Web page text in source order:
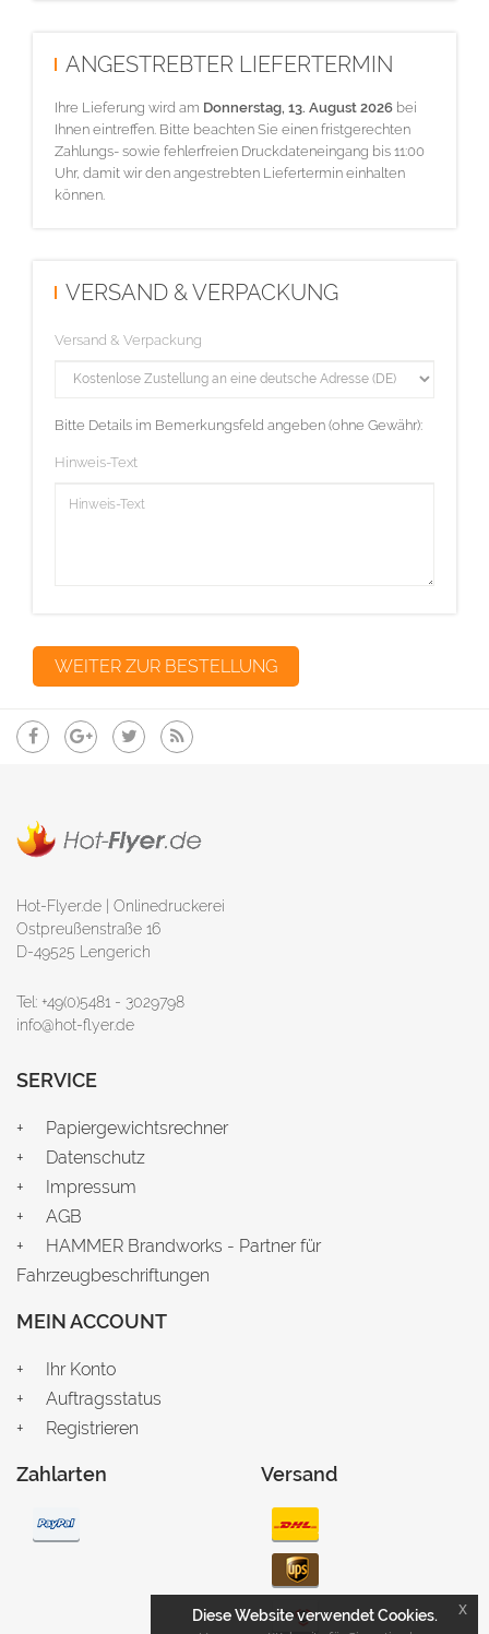
ANGESTREBTER LIEFERTERMIN
Ihre Lieferung wird am Donnerstag, 13. August 2026 bei
Ihnen eintreffen. Bitte beachten Sie einen fristgerechten
Zahlungs- sowie fehlerfreien Druckdateneingang bis 11:00
Uhr, damit wir den angestrebten Liefertermin einhalten
können.
VERSAND & VERPACKUNG
Versand & Verpackung
Bitte Details im Bemerkungsfeld angeben (ohne Gewähr):
Hinweis-Text
Hot-Flyer.de | Onlinedruckerei
Ostpreußenstraße 16
D-49525 Lengerich
Tel: +49(0)5481 - 3029798
info@hot-flyer.de
SERVICE
Papiergewichtsrechner
Datenschutz
Impressum
AGB
HAMMER Brandworks - Partner für
Fahrzeugbeschriftungen
MEIN ACCOUNT
Ihr Konto
Auftragsstatus
Registrieren
Zahlarten Versand
Diese Website verwendet Cookies. x